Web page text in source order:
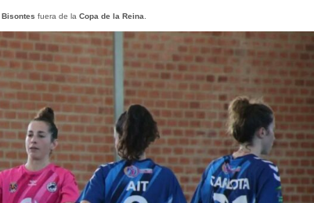
Bisontes fuera de la Copa de la Reina.